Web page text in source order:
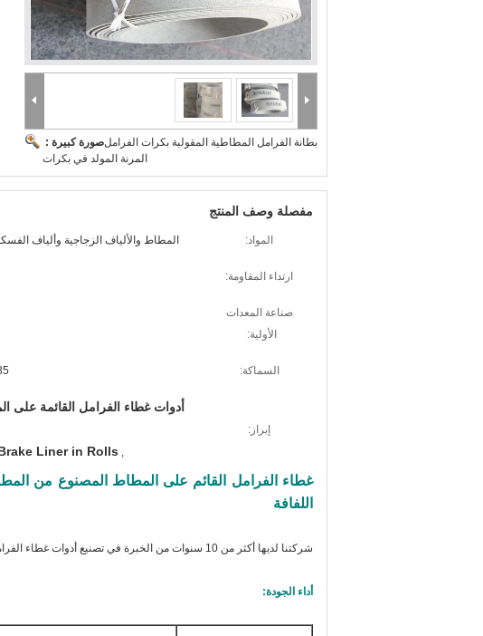
صورة كبيرة :بطانة الفرامل المطاطية المقولبة بكرات الفرامل
المرنة المولد في بكرات
مفصلة وصف المنتج
المواد: المطاط والألياف الزجاجية وألياف
ارتداء المقاومة:
صناعة المعدات
الأولية:
السماكة: 3-
إبراز:
أدوات غطاء الفرامل القائمة على
,
Liner in Rolls
غطاء الفرامل القائم على المطاط المصنوع من
اللفافة
شركتنا لديها أكثر من 10 سنوات من الخبرة في تصنيع أدوات غطاء الفرامل، والتي يمكن أن تجلب الفائدة المتبادلة والأرباح لك ولنا.
أداء الجودة: